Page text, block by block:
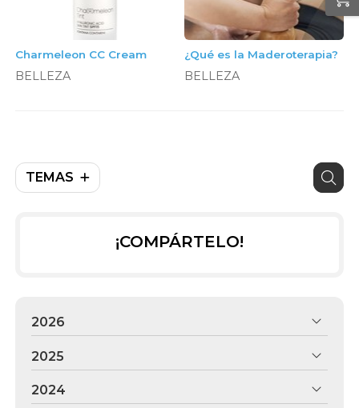
TEMAS
Charmeleon CC Cream
BELLEZA
¿Qué es la Maderoterapia?
BELLEZA
¡COMPÁRTELO!
2026
2025
2024